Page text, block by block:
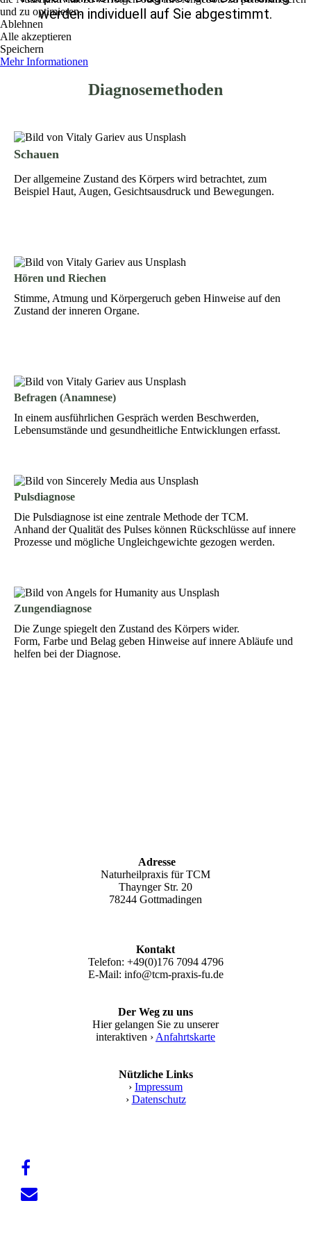
werden individuell auf Sie abgestimmt.
Diagnosemethoden
Schauen
Der allgemeine Zustand des Körpers wird betrachtet, zum
Beispiel Haut, Augen, Gesichtsausdruck und Bewegungen.
Hören und Riechen
Stimme, Atmung und Körpergeruch geben Hinweise auf den
Zustand der inneren Organe.
Befragen (Anamnese)
In einem ausführlichen Gespräch werden Beschwerden,
Lebensumstände und gesundheitliche Entwicklungen erfasst.
Pulsdiagnose
Die Pulsdiagnose ist eine zentrale Methode der TCM.
Anhand der Qualität des Pulses können Rückschlüsse auf innere
Prozesse und mögliche Ungleichgewichte gezogen werden.
Zungendiagnose
Die Zunge spiegelt den Zustand des Körpers wider.
Form, Farbe und Belag geben Hinweise auf innere Abläufe und
helfen bei der Diagnose.
Adresse
Naturheilpraxis für TCM
Thaynger Str. 20
78244 Gottmadingen
Kontakt
Telefon: +49(0)176 7094 4796
E-Mail: info@tcm-praxis-fu.de
Der Weg zu uns
Hier gelangen Sie zu unserer
interaktiven › Anfahrtskarte
Nützliche Links
› Impressum
› Datenschutz
und zu optimieren.
Ablehnen
Alle akzeptieren
Speichern
Mehr Informationen